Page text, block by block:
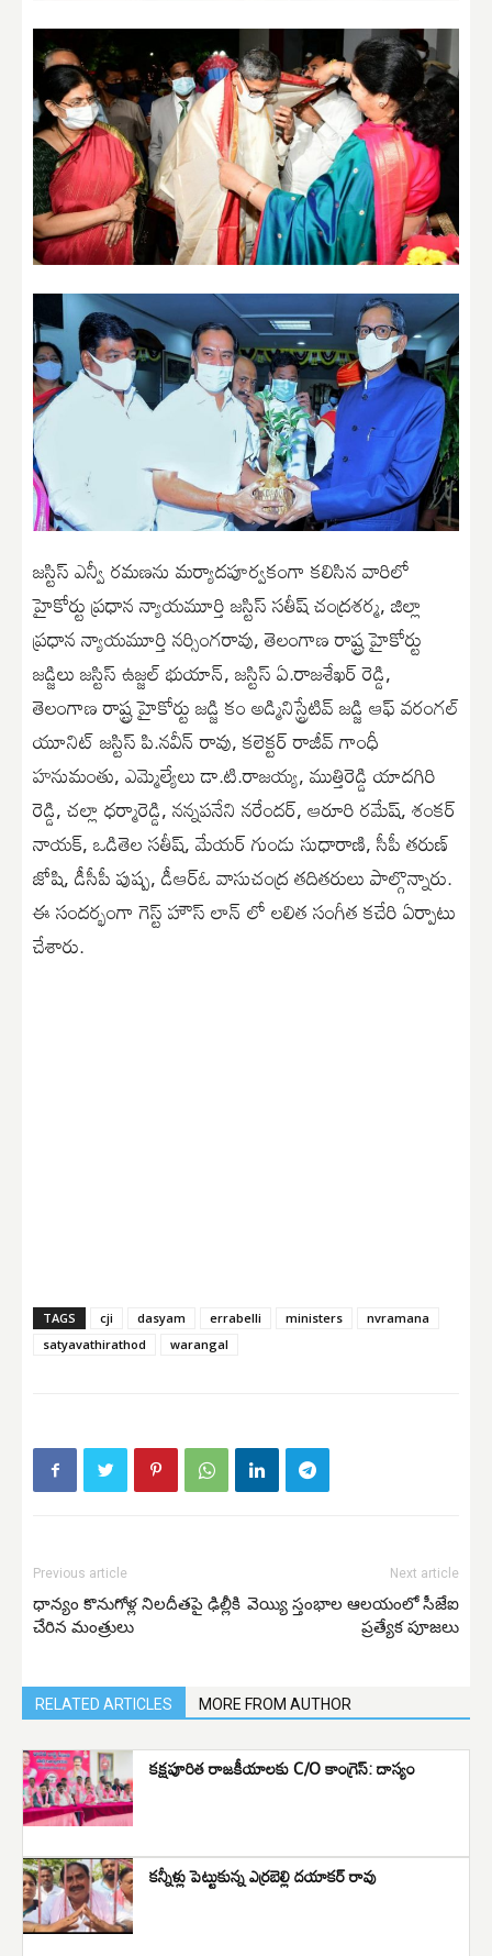
జస్టిస్ ఎన్వీ రమణను మర్యాదపూర్వకంగా కలిసిన వారిలో
హైకోర్టు ప్రధాన న్యాయమూర్తి జస్టిస్ సతీష్ చంద్రశర్మ, జిల్లా
ప్రధాన న్యాయమూర్తి నర్సింగరావు, తెలంగాణ రాష్ట్ర హైకోర్టు
జడ్జిలు జస్టిస్ ఉజ్జల్ భుయాన్, జస్టిస్ ఏ.రాజశేఖర్ రెడ్డి,
తెలంగాణ రాష్ట్ర హైకోర్టు జడ్జి కం అడ్మినిస్ట్రేటివ్ జడ్జి ఆఫ్ వరంగల్
యూనిట్ జస్టిస్ పి.నవీన్ రావు, కలెక్టర్ రాజీవ్ గాంధీ
హనుమంతు, ఎమ్మెల్యేలు డా.టి.రాజయ్య, ముత్తిరెడ్డి యాదగిరి
రెడ్డి, చల్లా ధర్మారెడ్డి, నన్నపనేని నరేందర్, ఆరూరి రమేష్, శంకర్
నాయక్, ఒడితెల సతీష్, మేయర్ గుండు సుధారాణి, సీపీ తరుణ్
జోషి, డీసీపీ పుష్ప, డీఆర్ఓ వాసుచంద్ర తదితరులు పాల్గొన్నారు.
ఈ సందర్భంగా గెస్ట్ హౌస్ లాన్ లో లలిత సంగీత కచేరి ఏర్పాటు
చేశారు.
TAGS cji dasyam errabelli ministers
nvramana
satyavathirathod
warangal
Previous article
ధాన్యం కొనుగోళ్ల నిలదీతపై ఢిల్లీకి
చేరిన మంత్రులు
Next article
వెయ్యి స్తంభాల ఆలయంలో సీజేఐ
ప్రత్యేక పూజలు
RELATED ARTICLES MORE FROM AUTHOR
క‌క్ష‌పూరిత రాజ‌కీయాలకు C/O కాంగ్రెస్: దాస్యం
కన్నీళ్లు పెట్టుకున్న ఎర్రబెల్లి దయాకర్ రావు